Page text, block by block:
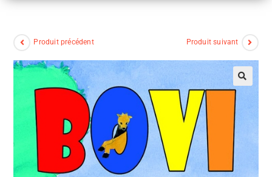
Produit précédent Produit suivant